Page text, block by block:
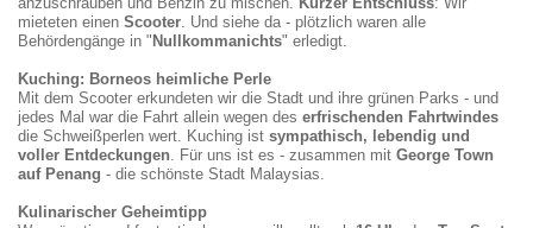
mieteten einen Scooter. Und siehe da - plötzlich waren alle
Behördengänge in " Nullkommanichts" erledigt.
Kuching: Borneos heimliche Perle
Mit dem Scooter erkundeten wir die Stadt und ihre grünen Parks - und
jedes Mal war die Fahrt allein wegen des erfrischenden Fahrtwindes
die Schweißperlen wert. Kuching ist sympathisch, lebendig und
voller Entdeckungen. Für uns ist es - zusammen mit George Town
auf Penang - die schönste Stadt Malaysias.
Kulinarischer Geheimtipp